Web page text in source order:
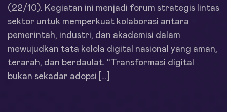
(22/10). Kegiatan ini menjadi forum strategis lintas
sektor untuk memperkuat kolaborasi antara
pemerintah, industri, dan akademisi dalam
mewujudkan tata kelola digital nasional yang aman,
terarah, dan berdaulat. “Transformasi digital
bukan sekadar adopsi […]